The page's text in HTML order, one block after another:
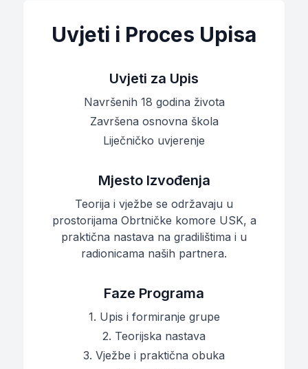
Uvjeti i Proces Upisa
Uvjeti za Upis
Navršenih 18 godina života
Završena osnovna škola
Liječničko uvjerenje
Mjesto Izvođenja
Teorija i vježbe se održavaju u
prostorijama Obrtničke komore USK, a
praktična nastava na gradilištima i u
radionicama naših partnera.
Faze Programa
1. Upis i formiranje grupe
2. Teorijska nastava
3. Vježbe i praktična obuka